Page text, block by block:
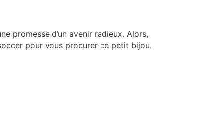
promesse d’un avenir radieux. Alors,
pour vous procurer ce petit bijou.